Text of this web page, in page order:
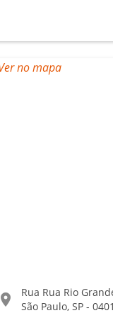
Rua Rua Rio
São Paulo, SP -